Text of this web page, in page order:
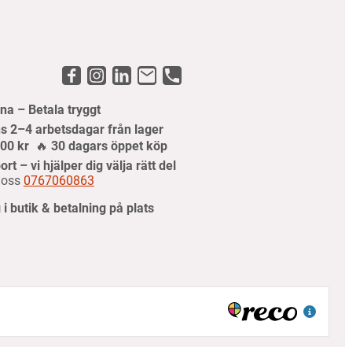
– Betala tryggt
2–4 arbetsdagar från lager
kr 🔥30 dagars öppet köp
– vi hjälper dig välja rätt del
0767060863
i butik & betalning på plats